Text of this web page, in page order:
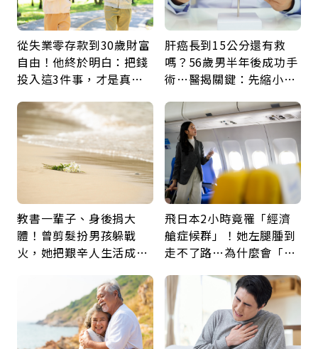
從失業零存款到30歲財富
自由！他終於明白：把錢
投入這3件事，才是真正
肝癌長到15公分還有救
嗎？56歲男半年後成功手
術…醫揭關鍵：先縮小腫
教書一輩子、身後捐大
體！曾剪髮扮男孩躲戰
火，她把艱辛人生活成風
飛日本2小時竟罹「經濟
艙症候群」！她左腿腫到
走不了路…為什麼會「靜
注意